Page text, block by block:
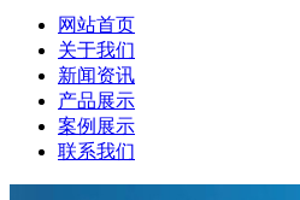
网站首页
关于我们
新闻资讯
产品展示
案例展示
联系我们